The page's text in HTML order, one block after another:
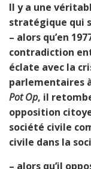
Il y a une
stratégique qui
– alors qu’en
contradiction
éclate avec la
parlementaires
Pot Op, il
opposition
société civile
civile dans la
– alors qu’il